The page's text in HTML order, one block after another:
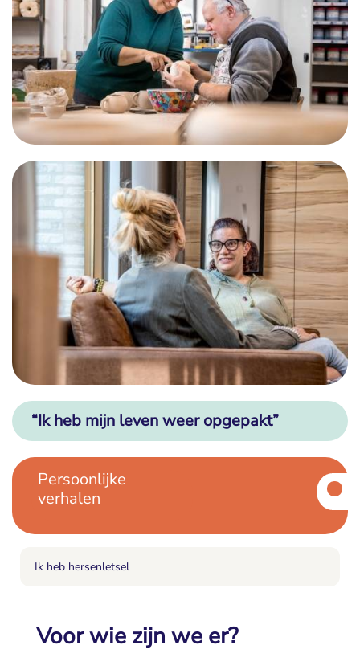
“Ik heb mijn leven weer opgepakt”
Persoonlijke
verhalen
Ik heb hersenletsel
Voor wie zijn we er?